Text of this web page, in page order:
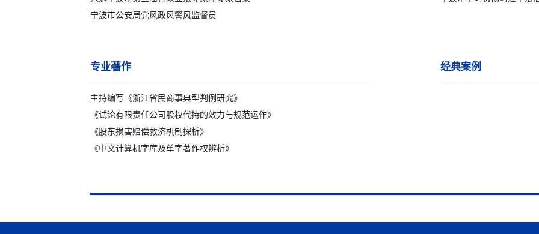
宁波市公安局党风政风警风监督员
专业著作
主持编写《浙江省民商事典型判例研究》
《试论有限责任公司股权代持的效力与规范运作》
《股东损害赔偿救济机制探析》
《中文计算机字库及单字著作权辨析》
经典案例